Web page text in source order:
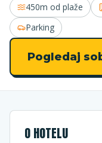
450m od plaže
Parking
Pogledaj
O HOTELU